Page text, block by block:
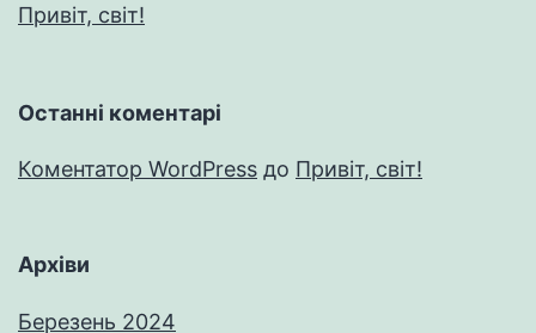
Привіт, світ!
Останні коментарі
Коментатор WordPress до Привіт, світ!
Архіви
Березень 2024